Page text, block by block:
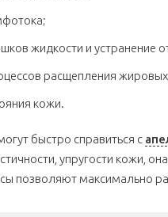
жидкости и устранение
расщепления
кожи.
быстро справиться с
упругости кожи,
позволяют максимально